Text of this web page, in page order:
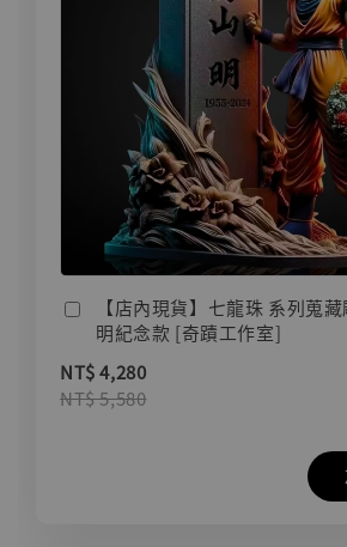
【店內現貨】七龍珠 系列蒐
明紀念款 [奇蹟工作室]
NT$ 4,280
NT$ 5,580